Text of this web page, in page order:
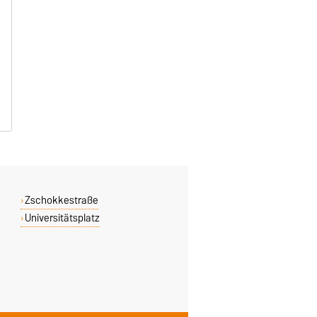
Zschokkestraße
Universitätsplatz